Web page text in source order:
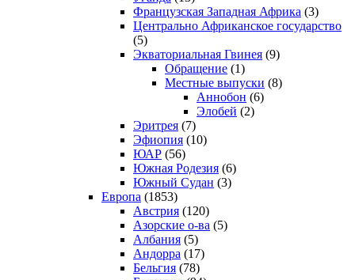
Французская Западная Африка (3)
Центрально Африканское государство
(5)
Экваториальная Гвинея (9)
Обращение (1)
Местные выпуски (8)
Аннобон (6)
Элобей (2)
Эритрея (7)
Эфиопия (10)
ЮАР (56)
Южная Родезия (6)
Южный Судан (3)
Европа (1853)
Австрия (120)
Азорские о-ва (5)
Албания (5)
Андорра (17)
Бельгия (78)